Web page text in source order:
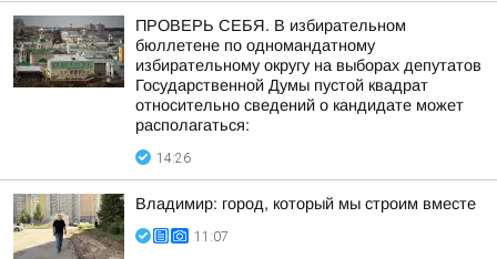
ПРОВЕРЬ СЕБЯ. В избирательном
бюллетене по одномандатному
избирательному округу на выборах депутатов
Государственной Думы пустой квадрат
относительно сведений о кандидате может
располагаться:
14:26
Владимир: город, который мы строим вместе
11:07